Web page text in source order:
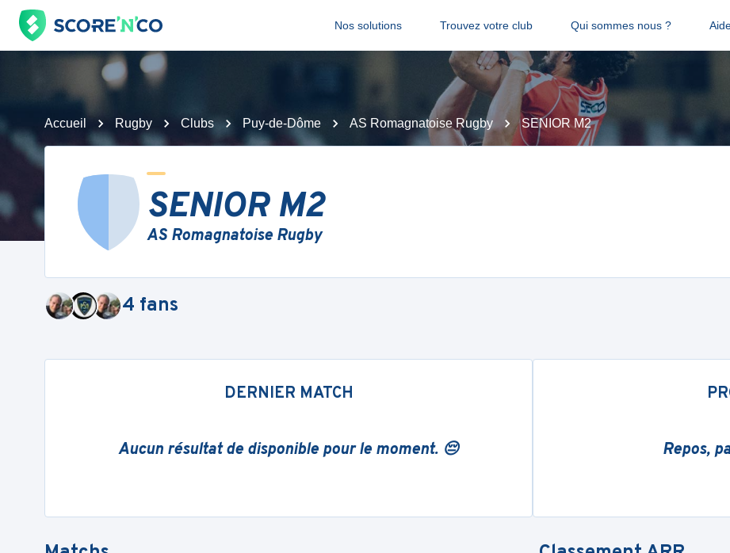
Nos solutions Trouvez votre club Qui sommes nous ?
Accueil Rugby Clubs Puy-de-Dôme AS Romagnatoise Rugby SENIOR M2
SENIOR M2
AS Romagnatoise Rugby
4 fans
DERNIER MATCH
Aucun résultat de disponible pour le moment. 😔 Repos,